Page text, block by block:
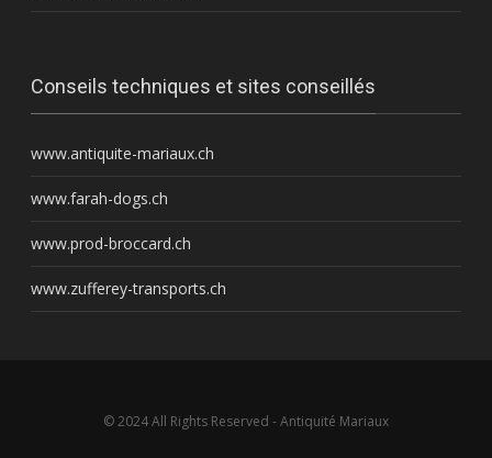
Conseils techniques et sites conseillés
www.antiquite-mariaux.ch
www.farah-dogs.ch
www.prod-broccard.ch
www.zufferey-transports.ch
© 2024 All Rights Reserved - Antiquité Mariaux